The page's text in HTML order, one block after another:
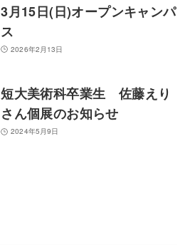
3月15日(日)オープンキャンパ
ス
2026年2月13日
短大美術科卒業生 佐藤えり
さん個展のお知らせ
2024年5月9日